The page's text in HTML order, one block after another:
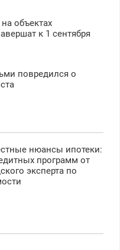
объектах
к 1 сентября
повредился о
нюансы ипотеки:
программ от
эксперта по